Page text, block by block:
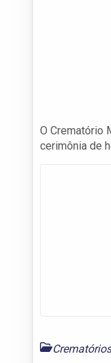
O Crematório
cerimônia de